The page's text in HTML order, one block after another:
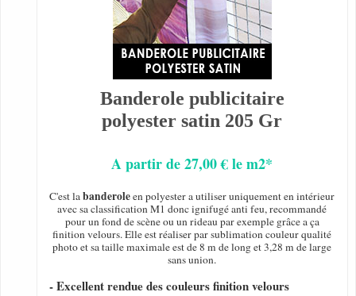
Banderole publicitaire
polyester satin 205 Gr
A partir de 27,00 € le m2*
C'est labanderoleen polyester a utiliser uniquement en intérieur
avec sa classification M1 donc ignifugé anti feu, recommandé
pour un fond de scène ou un rideau par exemple grâce a ça
finition velours. Elle est réaliser par sublimation couleur qualité
photo et sa taille maximale est de 8 m de long et 3,28 m de large
sans union.
- Excellent rendue des couleurs finition velours